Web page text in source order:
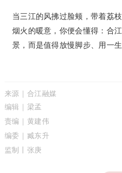
当三江的风拂过脸颊，带着荔
烟火的暖意，你便会懂得：合
景，而是值得放慢脚步、用一
来源｜合江融媒
编辑｜梁孟
责编 ｜黄建伟
编委 ｜臧东升
监制丨张庚